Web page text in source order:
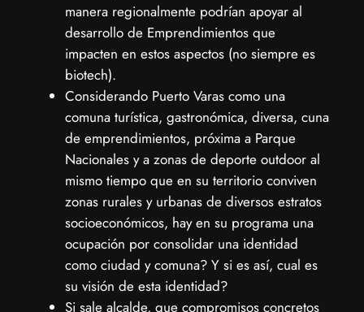
manera regionalmente podrían apoyar al
desarrollo de Emprendimientos que
impacten en estos aspectos (no siempre es
biotech).
Considerando Puerto Varas como una
comuna turística, gastronómica, diversa, cuna
de emprendimientos, próxima a Parque
Nacionales y a zonas de deporte outdoor al
mismo tiempo que en su territorio conviven
zonas rurales y urbanas de diversos estratos
socioeconómicos, hay en su programa una
ocupación por consolidar una identidad
como ciudad y comuna? Y si es así, cual es
su visión de esta identidad?
Si sale alcalde, que compromisos concretos